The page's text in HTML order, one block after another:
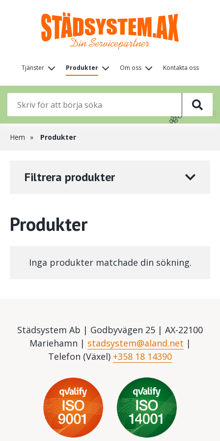
huvudinnehåll
Huvudmeny
(nivå
1)
Tjänster Produkter Om oss Kontakta oss
🌸
🌸
🌸
🌸
Länkstig
Hem Produkter
Filtrera produkter
Produkter
Inga produkter matchade din sökning.
Städsystem Ab | Godbyvägen 25 | AX-22100
Mariehamn | stadsystem@aland.net |
Telefon (Växel) +358 18 14390